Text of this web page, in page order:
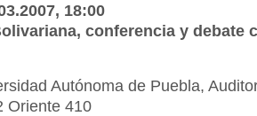
18:00
conferencia y debate
Autónoma de Puebla,
410